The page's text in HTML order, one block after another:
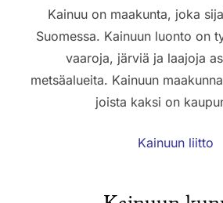
Kainuu on maakunta, joka
Suomessa. Kainuun luonto on
vaaroja, järviä ja laajoja
metsäalueita. Kainuun
joista kaksi on
Kainuun liitto